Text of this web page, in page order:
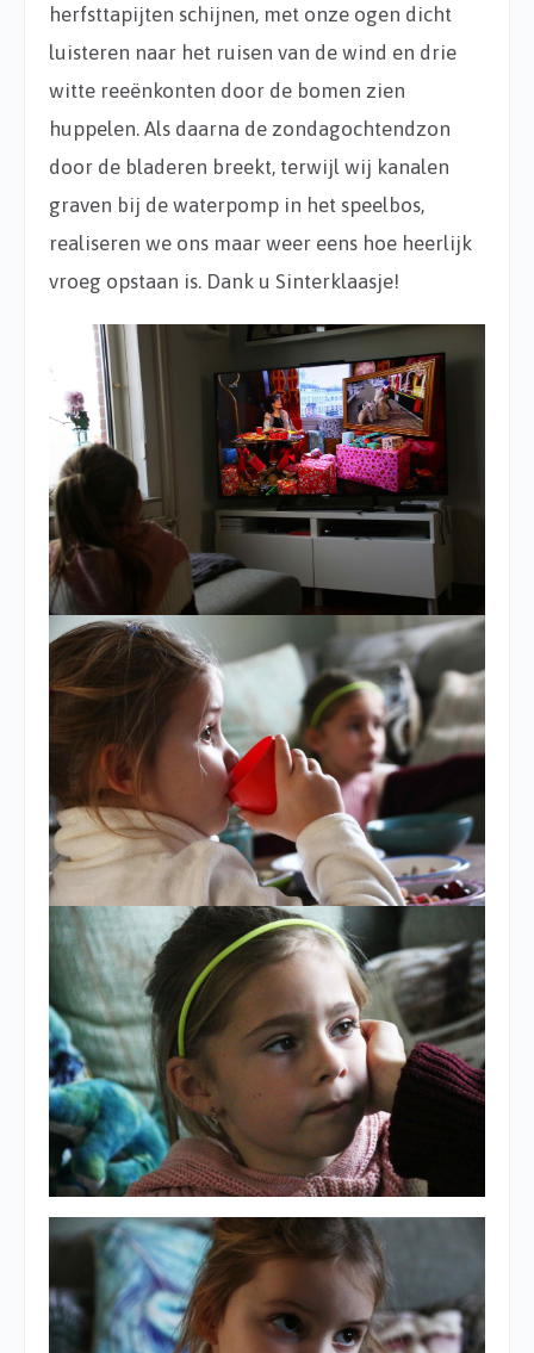
herfsttapijten schijnen, met onze ogen dicht
luisteren naar het ruisen van de wind en drie
witte reeënkonten door de bomen zien
huppelen. Als daarna de zondagochtendzon
door de bladeren breekt, terwijl wij kanalen
graven bij de waterpomp in het speelbos,
realiseren we ons maar weer eens hoe heerlijk
vroeg opstaan is. Dank u Sinterklaasje!